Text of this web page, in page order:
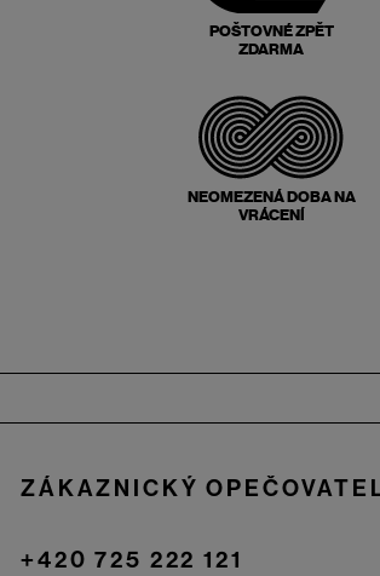
POŠTOVNÉ ZPĚT
ZDARMA
NEOMEZENÁ DOBA NA
VRÁCENÍ
ZÁKAZNICKÝ
+420 725 222 121